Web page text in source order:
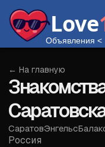
Love
Объявления <
← На главную
СаратовЭнгельс
Россия